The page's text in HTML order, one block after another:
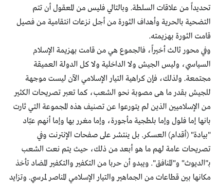
تحديداً من علاقات السلطة. وبالتالي فليس من المعقول أن تتم
التضحية بالحرية وأهداف الثورة من أجل نزعات انتقامية من فصيل
قامت الثورة بهزيمته.
وفي محور ثالث أخيراً، فالجموع هي من قامت بهزيمة الإسلام
السياسي، وليس الجيش ولا الداخلية ولا كل الدولة العميقة
مجتمعة. ولذلك، فإن كراهية التيار الإسلامي الآن ليست موجهة
للجيش بقدر ما هى مصوبة نحو الشعب، كما تعبر تصريحات الكثير
من الإسلاميين الذين لم يتورعوا عن تصنيف هذه المجموعة التي ثارت
بانها إما فلول وإما بلطجية مأجورة، وإما مغرر بها وإما أنهم عبّاد
"بيادة" (أقدام) العسكر. بل ينتشر على صفحات الإنترنت وفي
تصريحات عامة لهم ما هو أبعد من ذلك، حيث يتم نعت الشعب
بـ"الديوث" و"المنافق". ويبدو أن حربا من التكفير والتكفير المضاد تأخذ
مكانها بين قطاعات من الجماهير والتيار الإسلامي المناصر لمرسي. وتزايد